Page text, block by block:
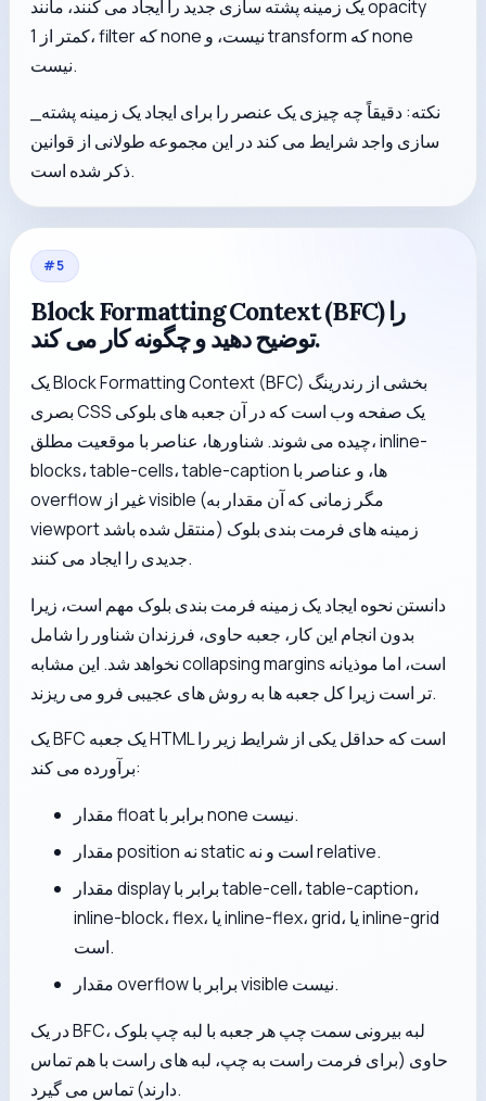
یک زمینه پشته سازی جدید را ایجاد می کنند، مانند opacity
کمتر از 1، filter که none نیست، و transform که none
نیست.
سازی واجد شرایط می کند در این مجموعه طولانی از قوانین
ذکر شده است.
#5
Block Formatting Context (BFC) را
توضیح دهید و چگونه کار می کند.
یک Block Formatting Context (BFC) بخشی از رندرینگ
بصری CSS یک صفحه وب است که در آن جعبه های بلوکی
چیده می شوند. شناورها، عناصر با موقعیت مطلق، inline-
blocks، table-cells، table-caption ها، و عناصر با
overflow غیر از visible (مگر زمانی که آن مقدار به
viewport منتقل شده باشد) زمینه های فرمت بندی بلوک
جدیدی را ایجاد می کنند.
دانستن نحوه ایجاد یک زمینه فرمت بندی بلوک مهم است، زیرا
بدون انجام این کار، جعبه حاوی، فرزندان شناور را شامل
نخواهد شد. این مشابه collapsing margins است، اما موذیانه
تر است زیرا کل جعبه ها به روش های عجیبی فرو می ریزند.
یک BFC یک جعبه HTML است که حداقل یکی از شرایط زیر را
برآورده می کند:
مقدار float برابر با none نیست.
مقدار position نه static است و نه relative.
مقدار display برابر با table-cell، table-caption،
inline-block، flex، یا inline-flex، grid، یا inline-grid
است.
مقدار overflow برابر با visible نیست.
در یک BFC، لبه بیرونی سمت چپ هر جعبه با لبه چپ بلوک
حاوی (برای فرمت راست به چپ، لبه های راست با هم تماس
دارند) تماس می گیرد.